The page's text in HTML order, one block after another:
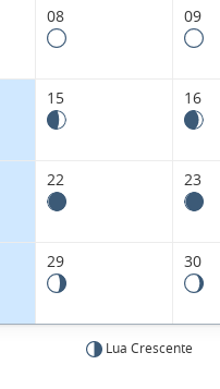
08 09
15 16
22 23
29 30
Lua Crescente